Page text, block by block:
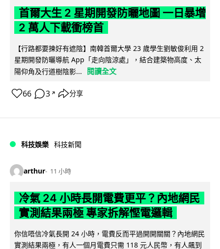
首爾大生 2 星期開發防曬地圖 一日暴增
2 萬人下載衝榜首
【行路都要揀好有遮陰】南韓首爾大學 23 歲學生劉敏俊利用 2
星期開發防曬導航 App「走向陰涼處」，結合建築物高度、太
陽仰角及行道樹陰影...
閱讀全文
66 3 ↗ 分享
科技娛樂 科技新聞
arthur 11 小時
冷氣 24 小時長開電費更平？內地網民
實測結果兩極 專家拆解慳電邏輯
你信唔信冷氣長開 24 小時，電費反而平過開開關關？內地網民
實測結果兩極，有人一個月電費只需 118 元人民幣，有人飆到